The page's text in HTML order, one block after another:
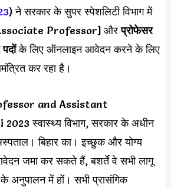
) ने सरकार के सुपर स्पेशलिटी विभाग में
Professor] औरप्रोफेसर
के लिए ऑनलाइन आवेदन करने के लिए
कर रहा है।
and Assistant
स्वास्थ्य विभाग, सरकार के अधीन
बिहार का। इच्छुक और योग्य
जमा कर सकते हैं, बशर्ते वे सभी लागू
अनुपालन में हों। सभी प्रासंगिक